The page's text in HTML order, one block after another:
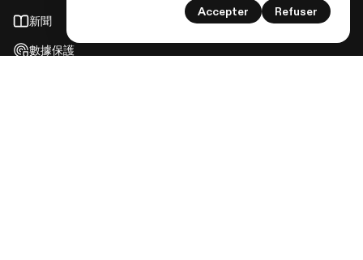
新聞
數據保護
Accepter Refuser